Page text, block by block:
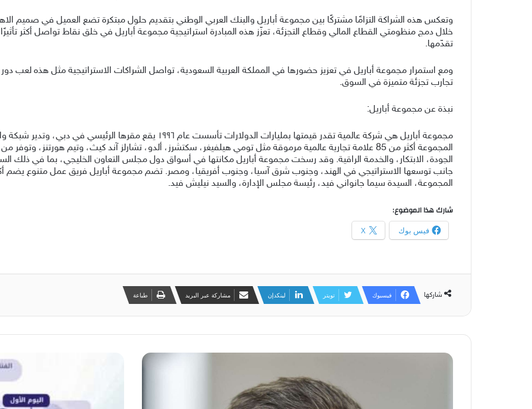
وتعكس هذه الشراكة التزامًا مشتركًا بين مجموعة أباريل والبنك العربي الوطني بتقديم حلول مبتكرة تضع العميل في صميم
خلال دمج منظومتي القطاع المالي وقطاع التجزئة، تعزّز هذه المبادرة استراتيجية مجموعة أباريل في خلق نقاط تواصل أكثر
تقدّمها.
ومع استمرار مجموعة أباريل في تعزيز حضورها في المملكة العربية السعودية، تواصل الشراكات الاستراتيجية مثل هذه لعب
تجارب تجزئة متميزة في السوق.
نبذة عن مجموعة أباريل:
المجموعة أكثر من 85 علامة تجارية عالمية مرموقة مثل تومي هيلفيغر، سكتشرز، ألدو، تشارلز آند كيث، وتيم هورتنز،
الجودة، الابتكار، والخدمة الراقية. وقد رسخت مجموعة أباريل مكانتها في أسواق دول مجلس التعاون الخليجي، بما في ذلك
المجموعة، السيدة سيما جانواني فيد، رئيسة مجلس الإدارة، والسيد نيليش فيد.
شارك هذا الموضوع:
فيس بوك X
شاركها فيسبوك تويتر لينكدإن مشاركة عبر البريد طباعة